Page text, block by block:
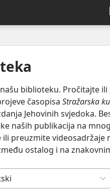
biblioteku. Pročitajte
časopisa Stražarska
Jehovinih svjedoka.
naših publikacija na
ili preuzmite videosadržaje
ostalog i na